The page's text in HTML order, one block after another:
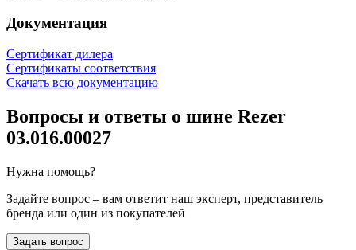
Документация
Сертификат дилера
Сертификаты соответствия
Скачать всю документацию
Вопросы и ответы о шине Rezer
03.016.00027
Нужна помощь?
Задайте вопрос – вам ответит наш эксперт, представитель
бренда или один из покупателей
Задать вопрос